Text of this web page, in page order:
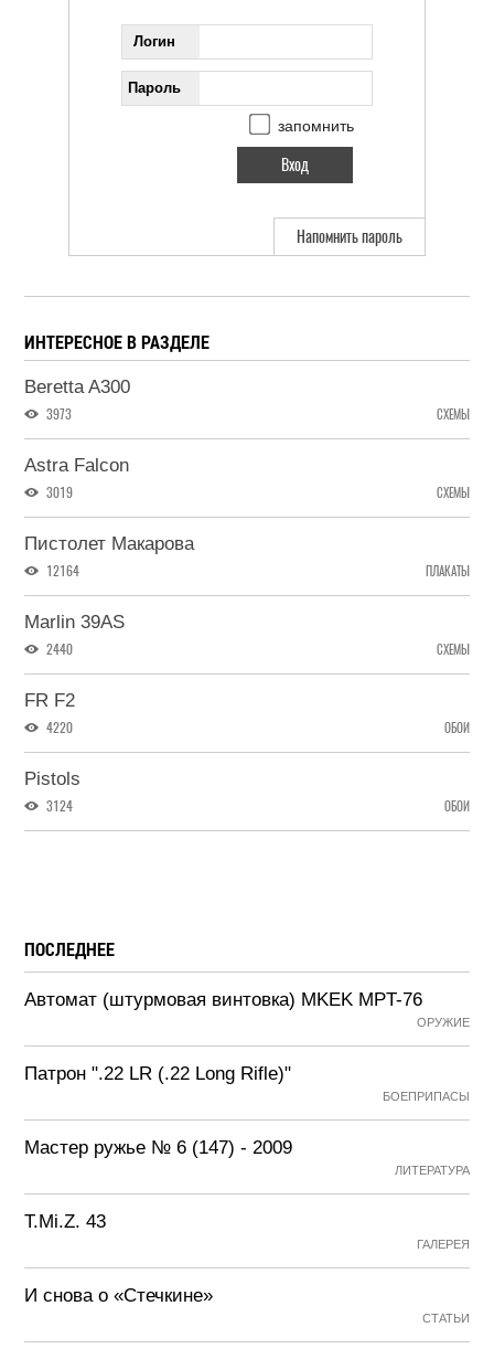
Логин
Пароль
запомнить
Напомнить пароль
ИНТЕРЕСНОЕ В РАЗДЕЛЕ
Beretta A300
3973 СХЕМЫ
Astra Falcon
3019 СХЕМЫ
Пистолет Макарова
12164 ПЛАКАТЫ
Marlin 39AS
2440 СХЕМЫ
FR F2
4220 ОБОИ
Pistols
3124 ОБОИ
ПОСЛЕДНЕЕ
Автомат (штурмовая винтовка) MKEK MPT-76
ОРУЖИЕ
Патрон ".22 LR (.22 Long Rifle)"
БОЕПРИПАСЫ
Мастер ружье № 6 (147) - 2009
ЛИТЕРАТУРА
T.Mi.Z. 43
ГАЛЕРЕЯ
И снова о «Стечкине»
СТАТЬИ